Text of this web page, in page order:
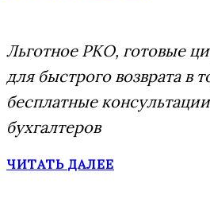
Льготное РКО, готовые
для быстрого возврата в
бесплатные
бухгалтеров
ЧИТАТЬ ДАЛЕЕ